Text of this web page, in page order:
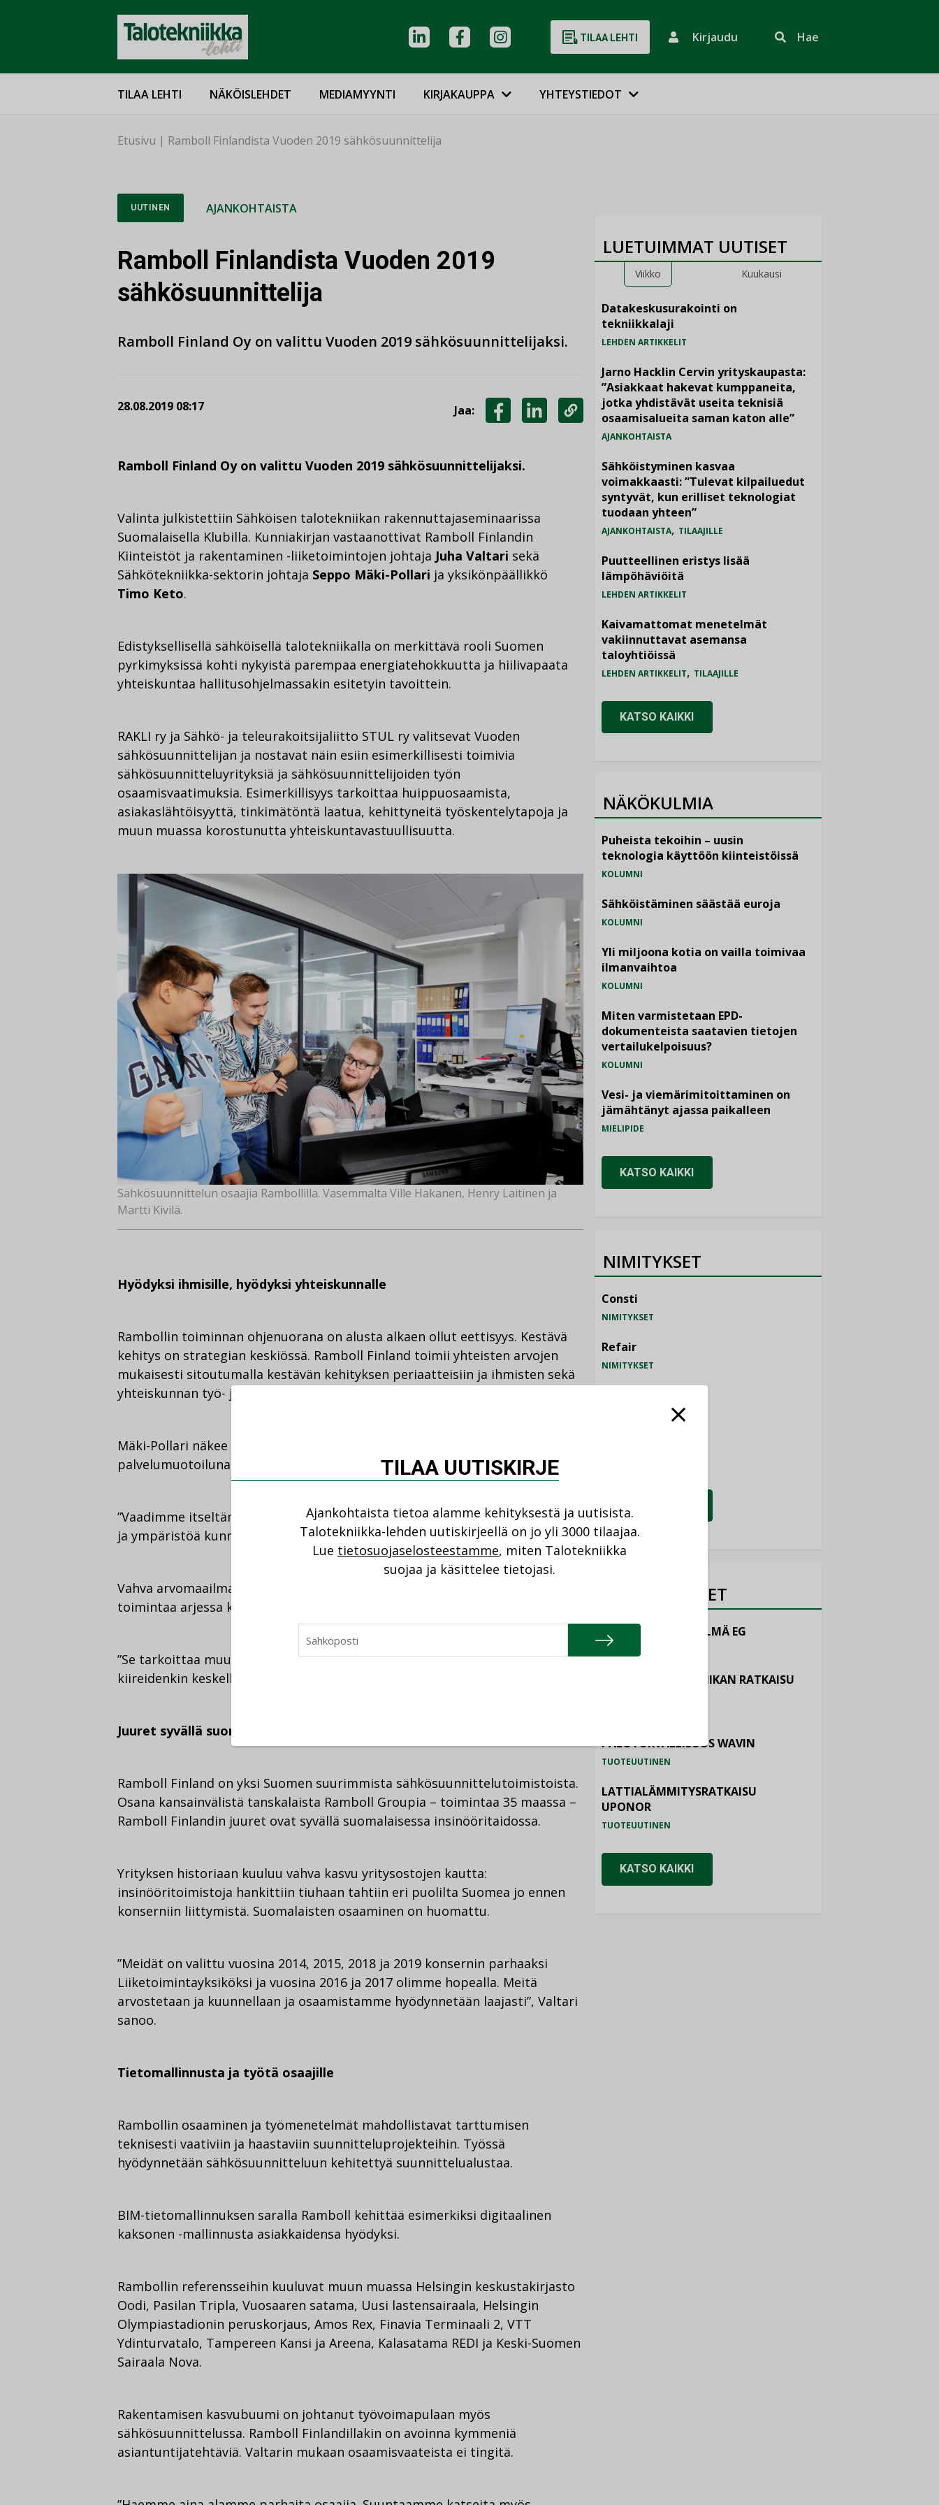
TILAA LEHTI Kirjaudu Hae
TILAA LEHTI NÄKÖISLEHDET MEDIAMYYNTI KIRJAKAUPPA YHTEYSTIEDOT
Etusivu | Ramboll Finlandista Vuoden 2019 sähkösuunnittelija
UUTINEN AJANKOHTAISTA
Ramboll Finlandista Vuoden 2019
sähkösuunnittelija
Ramboll Finland Oy on valittu Vuoden 2019 sähkösuunnittelijaksi.
28.08.2019 08:17 Jaa:
LINKEDINISSÄ
KOPIOI
LINKKI
Ramboll Finland Oy on valittu Vuoden 2019 sähkösuunnittelijaksi.
Valinta julkistettiin Sähköisen talotekniikan rakennuttajaseminaarissa
Suomalaisella Klubilla. Kunniakirjan vastaanottivat Ramboll Finlandin
Kiinteistöt ja rakentaminen -liiketoimintojen johtaja Juha Valtari sekä
Sähkötekniikka-sektorin johtaja Seppo Mäki-Pollari ja yksikönpäällikkö
Timo Keto.
Edistyksellisellä sähköisellä talotekniikalla on merkittävä rooli Suomen
pyrkimyksissä kohti nykyistä parempaa energiatehokkuutta ja hiilivapaata
yhteiskuntaa hallitusohjelmassakin esitetyin tavoittein.
RAKLI ry ja Sähkö- ja teleurakoitsijaliitto STUL ry valitsevat Vuoden
sähkösuunnittelijan ja nostavat näin esiin esimerkillisesti toimivia
sähkösuunnitteluyrityksiä ja sähkösuunnittelijoiden työn
osaamisvaatimuksia. Esimerkillisyys tarkoittaa huippuosaamista,
asiakaslähtöisyyttä, tinkimätöntä laatua, kehittyneitä työskentelytapoja ja
muun muassa korostunutta yhteiskuntavastuullisuutta.
Sähkösuunnittelun osaajia Rambollilla. Vasemmalta Ville Hakanen, Henry Laitinen ja
Martti Kivilä.
Hyödyksi ihmisille, hyödyksi yhteiskunnalle
Rambollin toiminnan ohjenuorana on alusta alkaen ollut eettisyys. Kestävä
kehitys on strategian keskiössä. Ramboll Finland toimii yhteisten arvojen
mukaisesti sitoutumalla kestävän kehityksen periaatteisiin ja ihmisten sekä
yhteiskunnan työ- ja elinolosuhteiden edistämiseen.
Mäki-Pollari näkee sähköisen talotekniikan palveluna ja työn
palvelumuotoiluna.
”Vaadimme itseltämme paljon, kun suunnittelemme aikaa kestäviä, ihmisiä
ja ympäristöä kunnioittavia ratkaisuja”, Mäki-Pollari sanoo.
Vahva arvomaailma näkyy myös henkilöstön johtamisessa. Yrityksen
toimintaa arjessa kuvaa sana ”yhdessä”.
”Se tarkoittaa muun muassa sitä, että huolehdimme toisistamme
kiireidenkin keskellä”, Valtari sanoo.
Juuret syvällä suomalaisessa insinööritaidossa
Ramboll Finland on yksi Suomen suurimmista sähkösuunnittelutoimistoista.
Osana kansainvälistä tanskalaista Ramboll Groupia – toimintaa 35 maassa –
Ramboll Finlandin juuret ovat syvällä suomalaisessa insinööritaidossa.
Yrityksen historiaan kuuluu vahva kasvu yritysostojen kautta:
insinööritoimistoja hankittiin tiuhaan tahtiin eri puolilta Suomea jo ennen
konserniin liittymistä. Suomalaisten osaaminen on huomattu.
”Meidät on valittu vuosina 2014, 2015, 2018 ja 2019 konsernin parhaaksi
Liiketoimintayksiköksi ja vuosina 2016 ja 2017 olimme hopealla. Meitä
arvostetaan ja kuunnellaan ja osaamistamme hyödynnetään laajasti”, Valtari
sanoo.
Tietomallinnusta ja työtä osaajille
Rambollin osaaminen ja työmenetelmät mahdollistavat tarttumisen
teknisesti vaativiin ja haastaviin suunnitteluprojekteihin. Työssä
hyödynnetään sähkösuunnitteluun kehitettyä suunnittelualustaa.
BIM-tietomallinnuksen saralla Ramboll kehittää esimerkiksi digitaalinen
kaksonen -mallinnusta asiakkaidensa hyödyksi.
Rambollin referensseihin kuuluvat muun muassa Helsingin keskustakirjasto
Oodi, Pasilan Tripla, Vuosaaren satama, Uusi lastensairaala, Helsingin
Olympiastadionin peruskorjaus, Amos Rex, Finavia Terminaali 2, VTT
Ydinturvatalo, Tampereen Kansi ja Areena, Kalasatama REDI ja Keski-Suomen
Sairaala Nova.
Rakentamisen kasvubuumi on johtanut työvoimapulaan myös
sähkösuunnittelussa. Ramboll Finlandillakin on avoinna kymmeniä
asiantuntijatehtäviä. Valtarin mukaan osaamisvaateista ei tingitä.
LUETUIMMAT UUTISET
Viikko Kuukausi
Datakeskusurakointi on
tekniikkalaji
LEHDEN ARTIKKELIT
Jarno Hacklin Cervin yrityskaupasta:
”Asiakkaat hakevat kumppaneita,
jotka yhdistävät useita teknisiä
osaamisalueita saman katon alle”
AJANKOHTAISTA
Sähköistyminen kasvaa
voimakkaasti: ”Tulevat kilpailuedut
syntyvät, kun erilliset teknologiat
tuodaan yhteen”
AJANKOHTAISTA, TILAAJILLE
Puutteellinen eristys lisää
lämpöhäviöitä
LEHDEN ARTIKKELIT
Kaivamattomat menetelmät
vakiinnuttavat asemansa
taloyhtiöissä
LEHDEN ARTIKKELIT, TILAAJILLE
KATSO KAIKKI
NÄKÖKULMIA
Puheista tekoihin – uusin
teknologia käyttöön kiinteistöissä
KOLUMNI
Sähköistäminen säästää euroja
KOLUMNI
Yli miljoona kotia on vailla toimivaa
ilmanvaihtoa
KOLUMNI
Miten varmistetaan EPD-
dokumenteista saatavien tietojen
vertailukelpoisuus?
KOLUMNI
Vesi- ja viemärimitoittaminen on
jämähtänyt ajassa paikalleen
MIELIPIDE
KATSO KAIKKI
NIMITYKSET
Consti
NIMITYKSET
Refair
NIMITYKSET
KATSO KAIKKI
TUOTEUUTISET
HALLINTAJÄRJESTELMÄ EG
TUOTEUUTINEN
ILMASTOINTITEKNIIKAN RATKAISU
PALOTURVALLISUUS WAVIN
TUOTEUUTINEN
LATTIALÄMMITYSRATKAISU
UPONOR
TUOTEUUTINEN
KATSO KAIKKI
TILAA UUTISKIRJE
Ajankohtaista tietoa alamme kehityksestä ja uutisista.
Talotekniikka-lehden uutiskirjeellä on jo yli 3000 tilaajaa.
Lue tietosuojaselosteestamme, miten Talotekniikka
suojaa ja käsittelee tietojasi.